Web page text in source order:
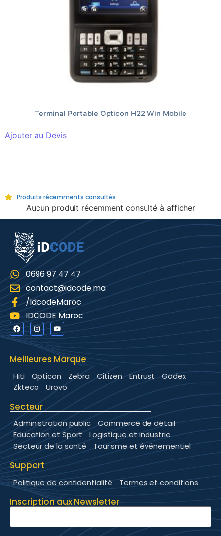
Terminal Portable Opticon H22 Win Mobile
Ajouter au Devis
Produits récemments consultés
Aucun produit récemment consulté à afficher
0696 97 47 47
contact@idcode.ma
/IdcodeMaroc
IDCODE Maroc
Meilleures Marque
Hiti Opticon Zebra Citizen Entrust
Godex
Zkteco
Urovo
Secteur
Administration public
Commerce de détail
Education et Sport
Logistique et industrie
Secteur de la santé
Tourisme et événementiel
Support
Politique de confidentialité Termes et conditions
Inscription aux Newsletter